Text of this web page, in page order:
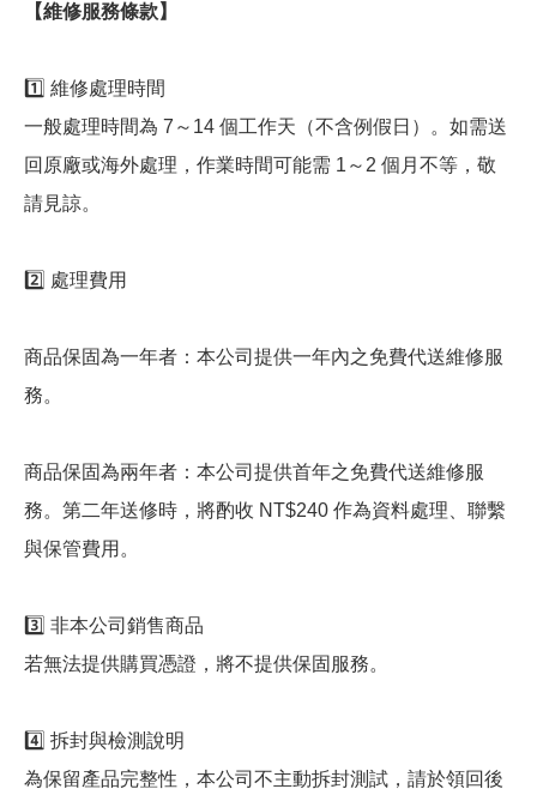
【維修服務條款】
1️⃣ 維修處理時間
一般處理時間為 7～14 個工作天（不含例假日）。如需送
回原廠或海外處理，作業時間可能需 1～2 個月不等，敬
請見諒。
2️⃣ 處理費用
商品保固為一年者：本公司提供一年內之免費代送維修服
務。
商品保固為兩年者：本公司提供首年之免費代送維修服
務。第二年送修時，將酌收 NT$240 作為資料處理、聯繫
與保管費用。
3️⃣ 非本公司銷售商品
若無法提供購買憑證，將不提供保固服務。
4️⃣ 拆封與檢測說明
為保留產品完整性，本公司不主動拆封測試，請於領回後